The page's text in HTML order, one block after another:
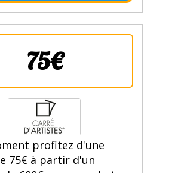
75€
profitez d'une
75€ à partir d'un